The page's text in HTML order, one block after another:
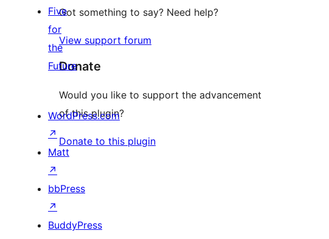
Got something to say? Need help?
View support forum
Donate
Would you like to support the advancement
of this plugin?
Donate to this plugin
Five
for
the
Future
WordPress.com
↗
Matt
↗
bbPress
↗
BuddyPress